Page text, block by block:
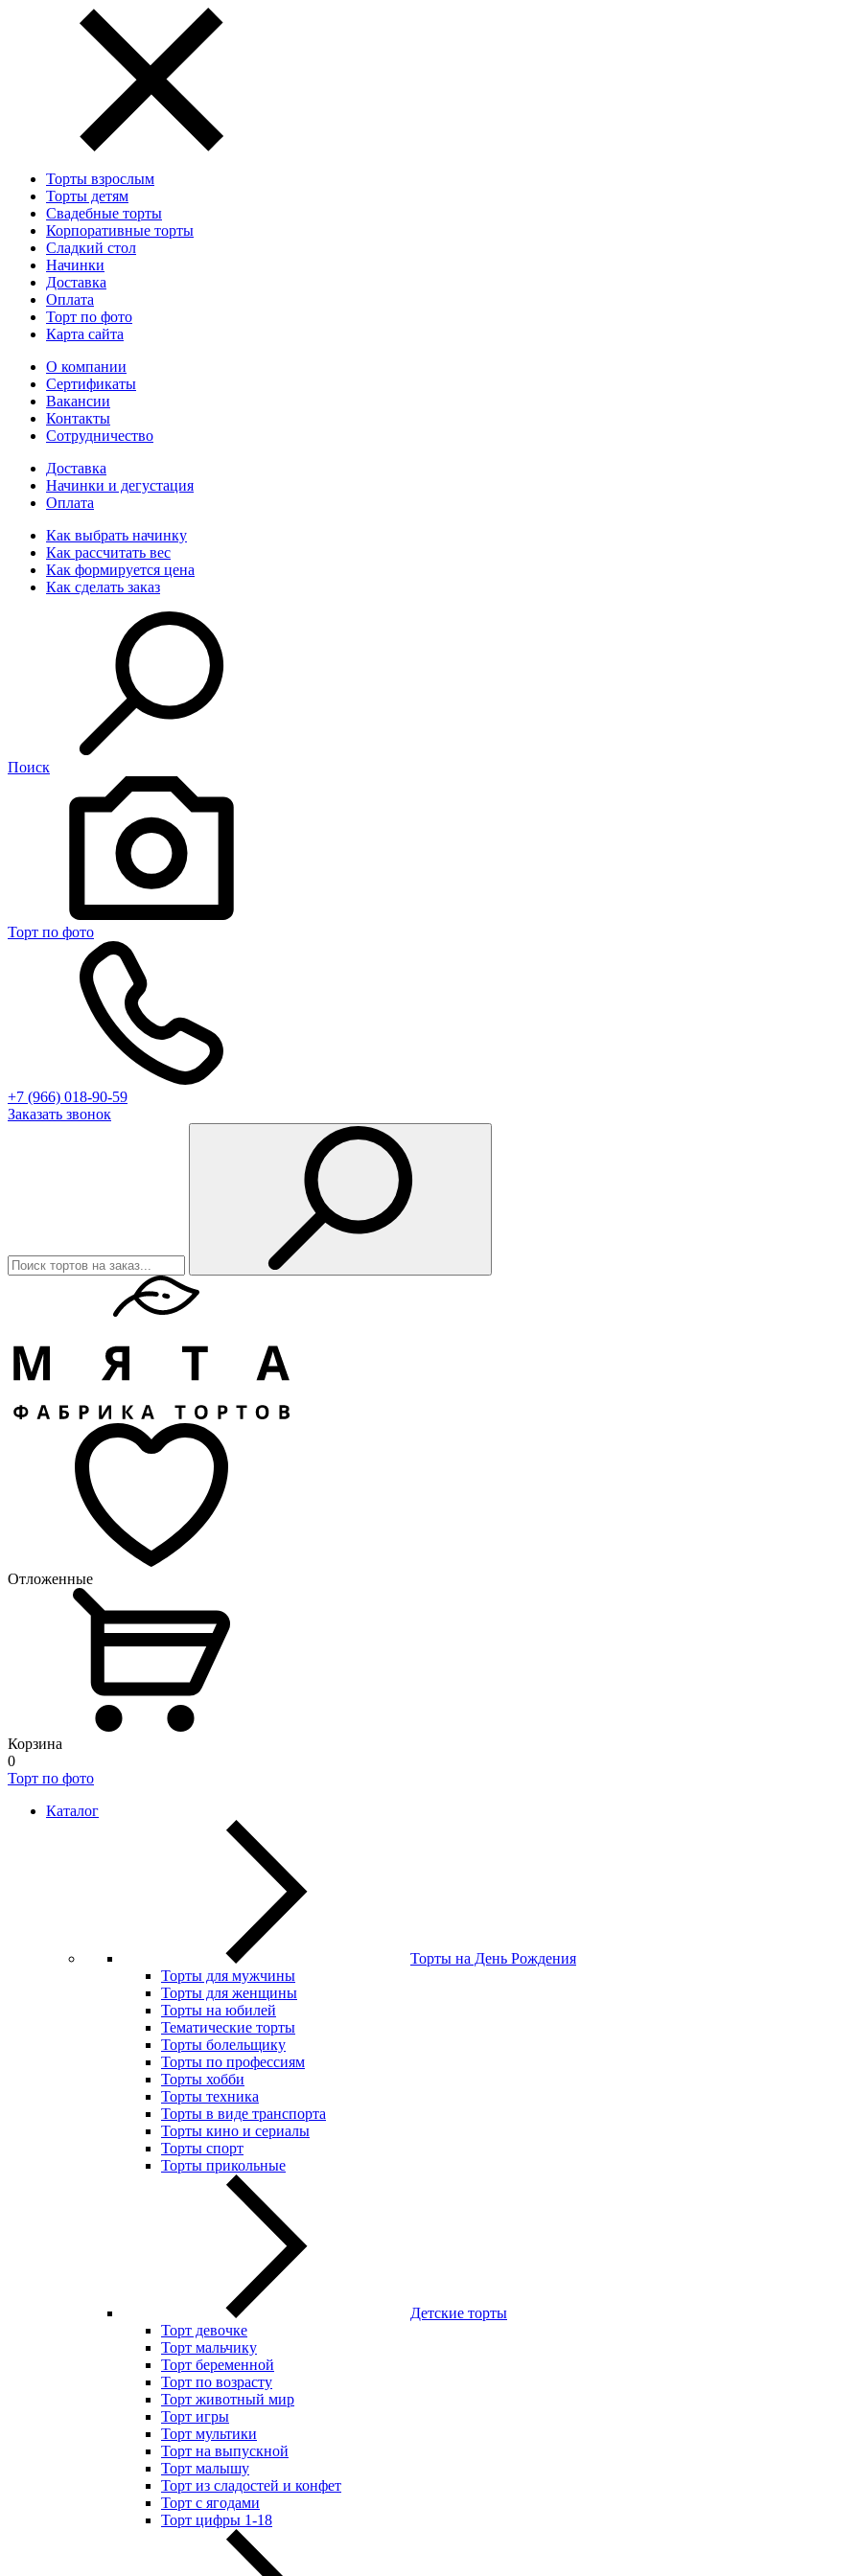
Торты взрослым
Торты детям
Свадебные торты
Корпоративные торты
Сладкий стол
Начинки
Доставка
Оплата
Торт по фото
Карта сайта
О компании
Сертификаты
Вакансии
Контакты
Сотрудничество
Доставка
Начинки и дегустация
Оплата
Как выбрать начинку
Как рассчитать вес
Как формируется цена
Как сделать заказ
Поиск
Торт по фото
+7 (966) 018-90-59
Заказать звонок
Отложенные
Корзина
0
Торт по фото
Каталог
Торты на День Рождения
Торты для мужчины
Торты для женщины
Торты на юбилей
Тематические торты
Торты болельщику
Торты по профессиям
Торты хобби
Торты техника
Торты в виде транспорта
Торты кино и сериалы
Торты спорт
Торты прикольные
Детские торты
Торт девочке
Торт мальчику
Торт беременной
Торт по возрасту
Торт животный мир
Торт игры
Торт мультики
Торт на выпускной
Торт малышу
Торт из сладостей и конфет
Торт с ягодами
Торт цифры 1-18